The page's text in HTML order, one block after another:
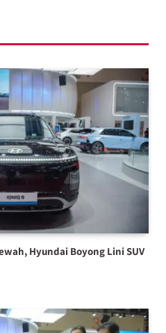
Hyundai Boyong Lini SUV